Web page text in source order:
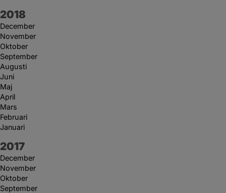
År:
2018
December
November
Oktober
September
Augusti
Juni
Maj
April
Mars
Februari
Januari
År:
2017
December
November
Oktober
September